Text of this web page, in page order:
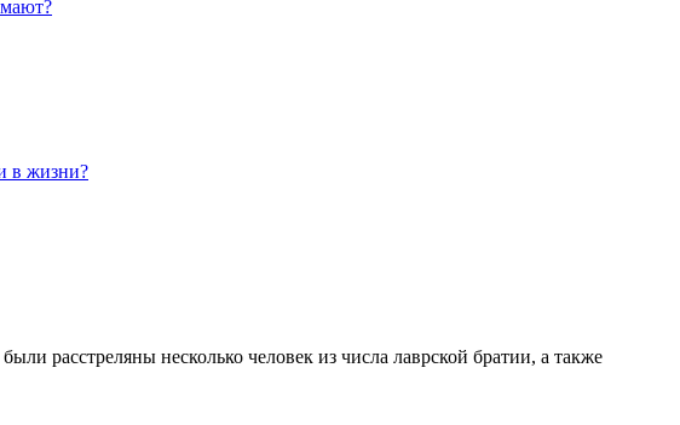
в жизни?
расстреляны несколько человек из числа лаврской братии, а также